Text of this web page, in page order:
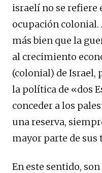
israelí no se refiere
ocupación colonial.
más bien que la
al crecimiento
(colonial) de Israel,
la política de «dos
conceder a los
una reserva,
mayor parte de sus
En este sentido,